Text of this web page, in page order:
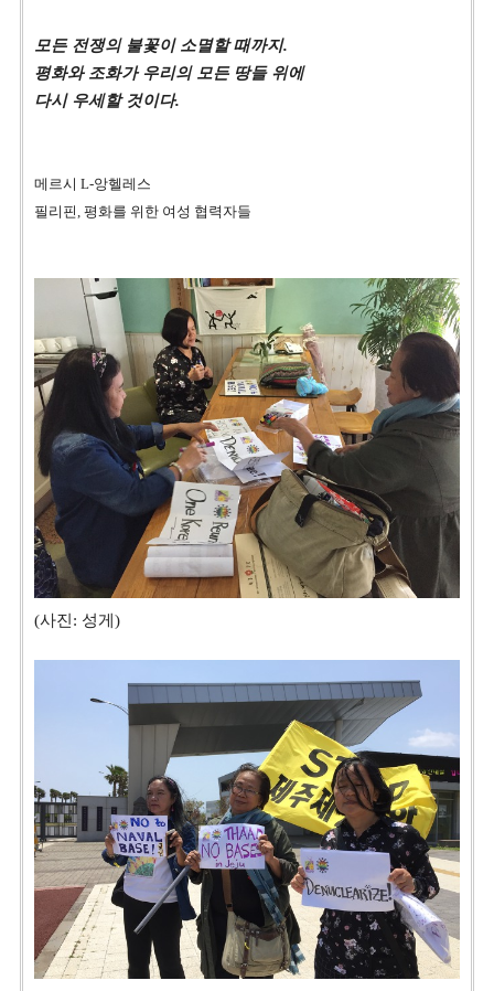
모든 전쟁의 불꽃이 소멸할 때까지.
평화와 조화가 우리의 모든 땅들 위에
다시 우세할 것이다.
메르시 L-앙헬레스
필리핀, 평화를 위한 여성 협력자들
(사진: 성게)